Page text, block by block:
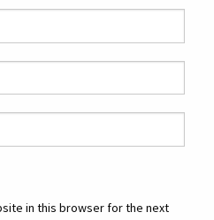
in this browser for the next